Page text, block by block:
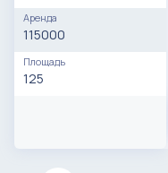
Аренда
115000
Площадь
125